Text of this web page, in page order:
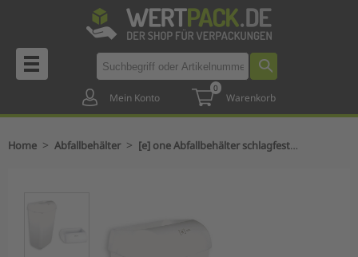
Mein Konto
0
Warenkorb
Home > Abfallbehälter > [e] one Abfallbehälter schlagfester Kunststoff